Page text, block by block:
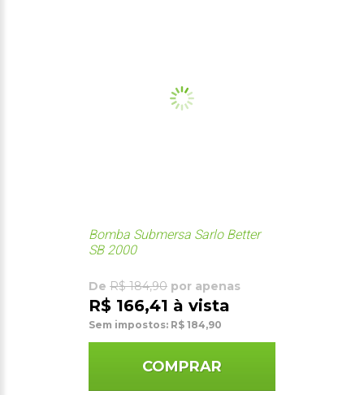
Bomba Submersa Sarlo Better
SB 2000
De R$ 184,90 por apenas
R$ 166,41 à vista
Sem impostos: R$ 184,90
COMPRAR